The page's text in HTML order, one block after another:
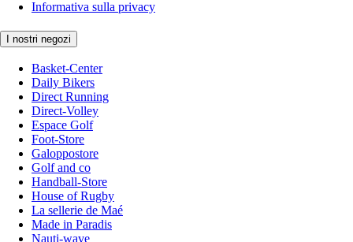
Informativa sulla privacy
I nostri negozi
Basket-Center
Daily Bikers
Direct Running
Direct-Volley
Espace Golf
Foot-Store
Galoppostore
Golf and co
Handball-Store
House of Rugby
La sellerie de Maé
Made in Paradis
Nauti-wave